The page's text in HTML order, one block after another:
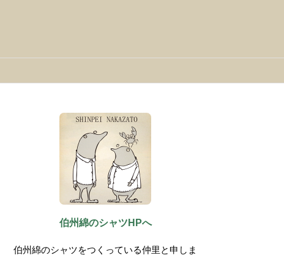
伯州綿のシャツHPへ
伯州綿のシャツをつくっている仲里と申しま